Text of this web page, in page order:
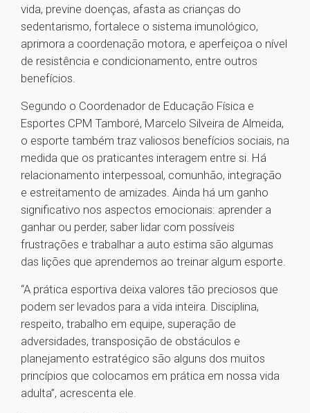
vida, previne doenças, afasta as crianças do
sedentarismo, fortalece o sistema imunológico,
aprimora a coordenação motora, e aperfeiçoa o nível
de resistência e condicionamento, entre outros
benefícios.
Segundo o Coordenador de Educação Física e
Esportes CPM Tamboré, Marcelo Silveira de Almeida,
o esporte também traz valiosos benefícios sociais, na
medida que os praticantes interagem entre si. Há
relacionamento interpessoal, comunhão, integração
e estreitamento de amizades. Ainda há um ganho
significativo nos aspectos emocionais: aprender a
ganhar ou perder, saber lidar com possíveis
frustrações e trabalhar a auto estima são algumas
das lições que aprendemos ao treinar algum esporte.
“A prática esportiva deixa valores tão preciosos que
podem ser levados para a vida inteira. Disciplina,
respeito, trabalho em equipe, superação de
adversidades, transposição de obstáculos e
planejamento estratégico são alguns dos muitos
princípios que colocamos em prática em nossa vida
adulta”, acrescenta ele.